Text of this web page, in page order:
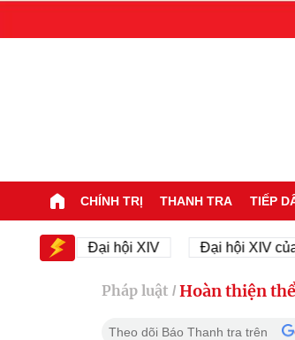
CHÍNH TRỊ THANH TRA TIẾP
Đại hội XIV Đại hội XIV của Đảng
Pháp luật / Hoàn thiện
Theo dõi Báo Thanh tra trên